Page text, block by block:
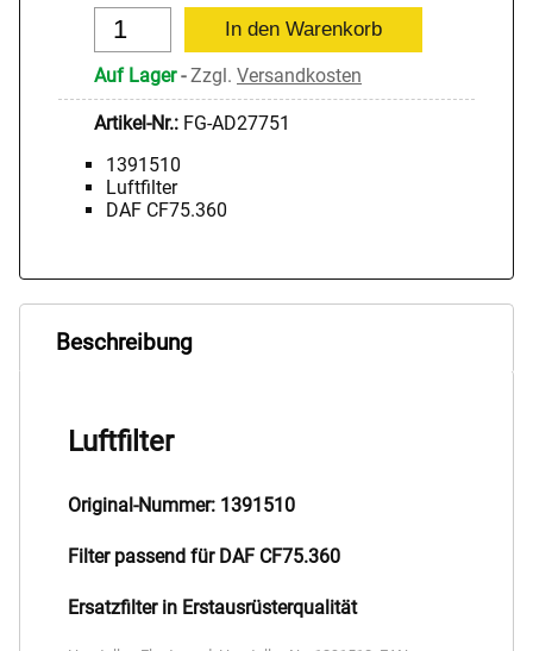
Auf Lager-Zzgl. Versandkosten
Artikel-Nr.: FG-AD27751
1391510
Luftfilter
DAF CF75.360
Beschreibung
Luftfilter
Original-Nummer: 1391510
Filter passend für DAF CF75.360
Ersatzfilter in Erstausrüsterqualität